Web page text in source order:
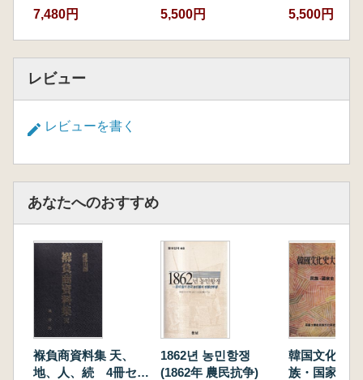
7,480円 5,500円 5,500円
レビュー
レビューを書く
あなたへのおすすめ
褓負商資料集 天、
地、人、続 4冊セッ
1862년 농민항쟁
(1862年 農民抗争)
韓国文化史
族・国家史